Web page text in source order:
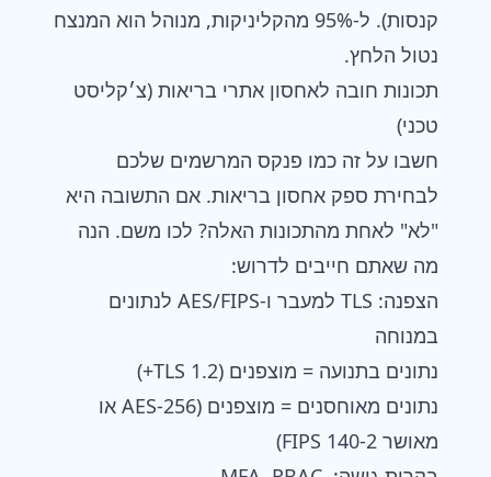
קנסות). ל-95% מהקליניקות, מנוהל הוא המנצח
נטול הלחץ.
תכונות חובה לאחסון אתרי בריאות (צ׳קליסט
טכני)
חשבו על זה כמו פנקס המרשמים שלכם
לבחירת ספק אחסון בריאות. אם התשובה היא
"לא" לאחת מהתכונות האלה? לכו משם. הנה
מה שאתם חייבים לדרוש:
הצפנה: TLS למעבר ו-AES/FIPS לנתונים
במנוחה
נתונים בתנועה = מוצפנים (TLS 1.2+)
נתונים מאוחסנים = מוצפנים (AES-256 או
מאושר FIPS 140-2)